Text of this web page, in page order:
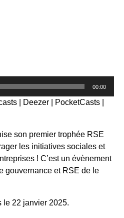
00:00
Deezer PocketCasts
son premier trophée RSE
les initiatives sociales et
! C’est un évènement
gouvernance et RSE de le
le 22 janvier 2025.